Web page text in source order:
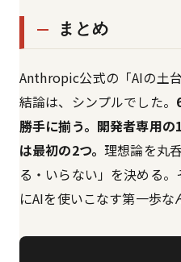
まとめ
Anthropic公式の「AIの土
結論は、シンプルでした。
勝手に揃う。開発者専用
は最初の2つ。理想論を丸
る・いらない」を決める
にAIを使いこなす第一歩な